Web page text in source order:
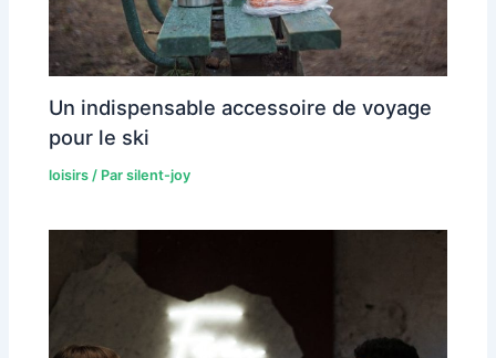
Un indispensable accessoire de voyage
pour le ski
loisirs / Parsilent-joy